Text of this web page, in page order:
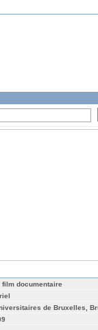
film documentaire
de Bruxelles,